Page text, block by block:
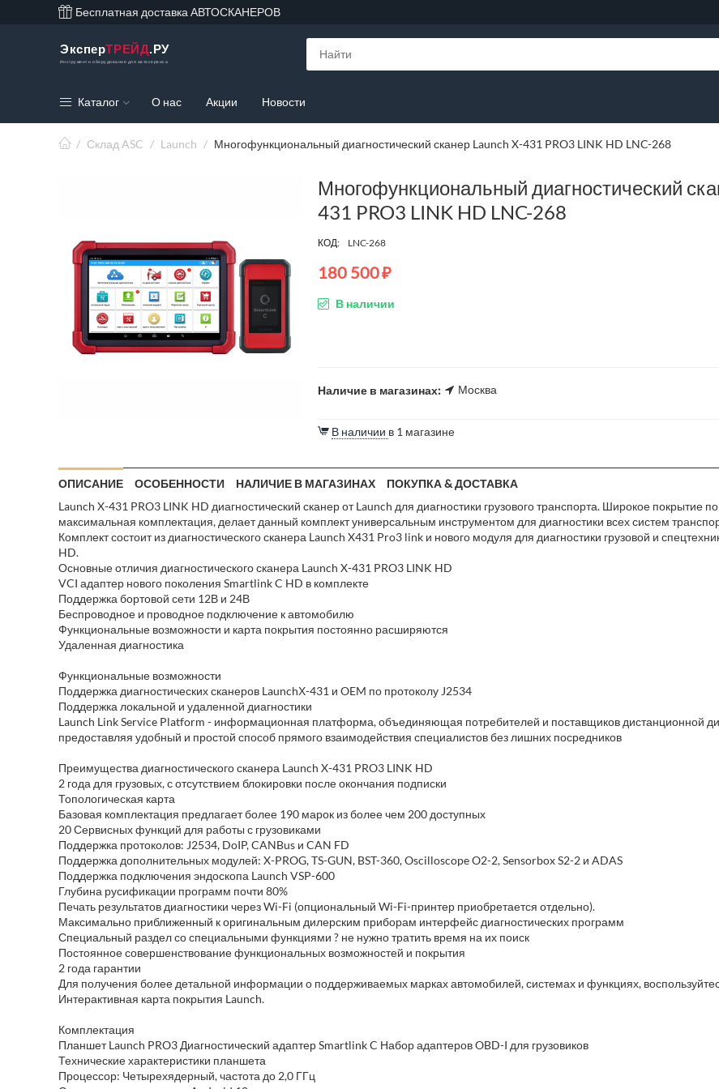
Бесплатная доставка АВТОСКАНЕРОВ
ЭксперТРЕЙД.РУ
Инструмент и оборудование для автосервиса
Каталог О нас Акции Новости
/ Склад ASC / Launch / Многофункциональный диагностический сканер Launch X-431 PRO3 LINK HD LNC-268
Многофункциональный диагностический
431 PRO3 LINK HD LNC-268
КОД: LNC-268
180 500₽
В наличии
Наличие в магазинах: Москва
В наличии в 1 магазине
ОПИСАНИЕ ОСОБЕННОСТИ НАЛИЧИЕ В МАГАЗИНАХ
ПОКУПКА & ДОСТАВКА
Launch X-431 PRO3 LINK HD диагностический сканер от Launch для диагностики грузового транспорта. Широкое покрытие
максимальная комплектация, делает данный комплект универсальным инструментом для диагностики всех систем
Комплект состоит из диагностического сканера Launch X431 Pro3 link и нового модуля для диагностики грузовой и
HD.
Основные отличия диагностического сканера Launch X-431 PRO3 LINK HD
VCI адаптер нового поколения Smartlink C HD в комплекте
Поддержка бортовой сети 12В и 24В
Беспроводное и проводное подключение к автомобилю
Функциональные возможности и карта покрытия постоянно расширяются
Удаленная диагностика
Функциональные возможности
Поддержка диагностических сканеров LaunchХ-431 и OEM по протоколу J2534
Поддержка локальной и удаленной диагностики
Launch Link Service Platform - информационная платформа, объединяющая потребителей и поставщиков дистанционной
предоставляя удобный и простой способ прямого взаимодействия специалистов без лишних посредников
Преимущества диагностического сканера Launch X-431 PRO3 LINK HD
2 года для грузовых, с отсутствием блокировки после окончания подписки
Топологическая карта
Базовая комплектация предлагает более 190 марок из более чем 200 доступных
20 Сервисных функций для работы с грузовиками
Поддержка протоколов: J2534, DoIP, CANBus и CAN FD
Поддержка дополнительных модулей: X-PROG, TS-GUN, BST-360, Oscilloscope O2-2, Sensorbox S2-2 и ADAS
Поддержка подключения эндоскопа Launch VSP-600
Глубина русификации программ почти 80%
Печать результатов диагностики через Wi-Fi (опциональный Wi-Fi-принтер приобретается отдельно).
Максимально приближенный к оригинальным дилерским приборам интерфейс диагностических программ
Специальный раздел со специальными функциями ? не нужно тратить время на их поиск
Постоянное совершенствование функциональных возможностей и покрытия
2 года гарантии
Для получения более детальной информации о поддерживаемых марках автомобилей, системах и функциях,
Интерактивная карта покрытия Launch.
Комплектация
Планшет Launch PRO3 Диагностический адаптер Smartlink C Набор адаптеров OBD-I для грузовиков
Технические характеристики планшета
Процессор: Четырехядерный, частота до 2,0 ГГц